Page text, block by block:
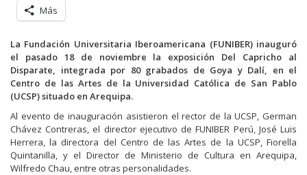
Más
La Fundación Universitaria Iberoamericana (FUNIBER) inauguró
el pasado 18 de noviembre la exposición Del Capricho al
Disparate, integrada por 80 grabados de Goya y Dalí, en el
Centro de las Artes de la Universidad Católica de San Pablo
(UCSP) situado en Arequipa.
Al evento de inauguración asistieron el rector de la UCSP, German
Chávez Contreras, el director ejecutivo de FUNIBER Perú, José Luis
Herrera, la directora del Centro de las Artes de la UCSP, Fiorella
Quintanilla, y el Director de Ministerio de Cultura en Arequipa,
Wilfredo Chau, entre otras personalidades.